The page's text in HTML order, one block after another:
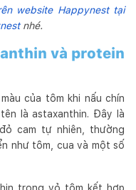
website Happynest tại
nhé.
và protein
của tôm khi nấu chín
là astaxanthin. Đây là
cam tự nhiên, thường
như tôm, cua và một số